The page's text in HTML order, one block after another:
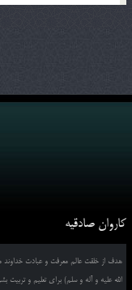
کاروان صادقیه
هدف از خلقت عالم معرفت و عبادت خداوند
الله علیه و آله و سلم) برای تعلیم و